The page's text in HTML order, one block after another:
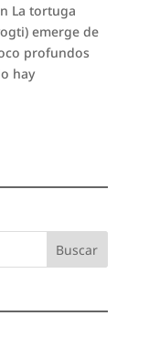
La tortuga
emerge de
profundos
hay
Buscar